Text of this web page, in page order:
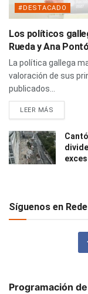
#DESTACADO
Los políticos
Rueda y Ana
La política gallega
valoración de sus
publicados...
LEER MÁS
Síguenos en
Programación